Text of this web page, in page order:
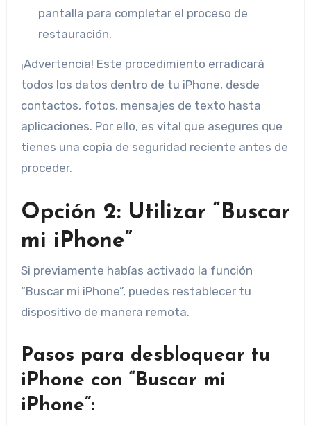
pantalla para completar el proceso de
restauración.
¡Advertencia! Este procedimiento erradicará
todos los datos dentro de tu iPhone, desde
contactos, fotos, mensajes de texto hasta
aplicaciones. Por ello, es vital que asegures que
tienes una copia de seguridad reciente antes de
proceder.
Opción 2: Utilizar “Buscar
mi iPhone”
Si previamente habías activado la función
“Buscar mi iPhone”, puedes restablecer tu
dispositivo de manera remota.
Pasos para desbloquear tu
iPhone con “Buscar mi
iPhone”: